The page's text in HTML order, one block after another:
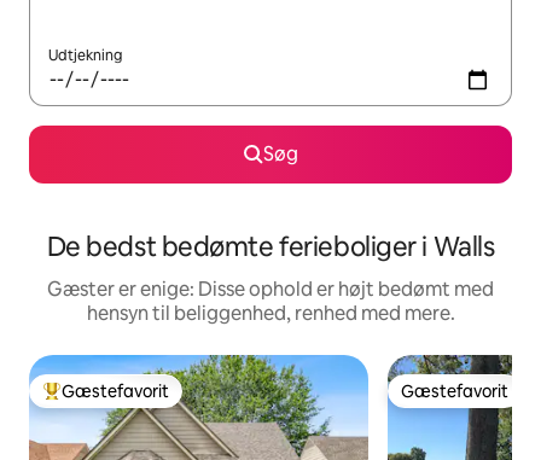
Udtjekning
Søg
De bedst bedømte ferieboliger i Walls
Gæster er enige: Disse ophold er højt bedømt med
hensyn til beliggenhed, renhed med mere.
Bedste gæstefavorit
Gæstefavorit Gæstefavorit
Gæstefavorit